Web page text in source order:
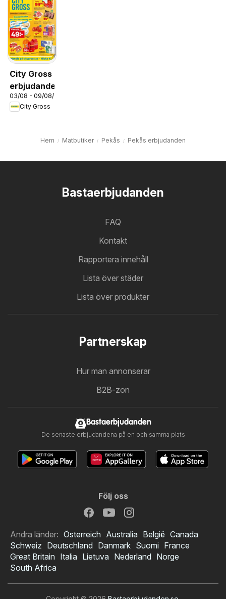
City Gross
erbjudanden
03/08 - 09/08/2026
City Gross
Hem Matbutiker Pekås Pekås erbjudanden
Bastaerbjudanden
FAQ
Kontakt
Rapportera innehåll
Lista över städer
Lista över produkter
Partnerskap
Hur man annonserar
B2B-zon
Bastaerbjudanden
De senaste erbjudandena på en och samma plats
Följ oss
Andra länder: Österreich Australia België Canada
Schweiz Deutschland Danmark Suomi France
Great Britain Italia Lietuva Nederland Norge
South Africa